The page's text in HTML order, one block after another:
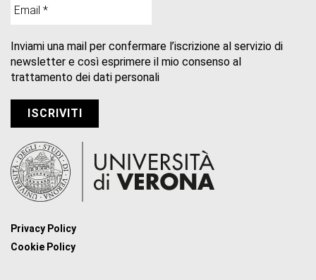
Inviami una mail per confermare l’iscrizione al servizio di
newsletter e così esprimere il mio consenso al
trattamento dei dati personali
Privacy Policy
Cookie Policy